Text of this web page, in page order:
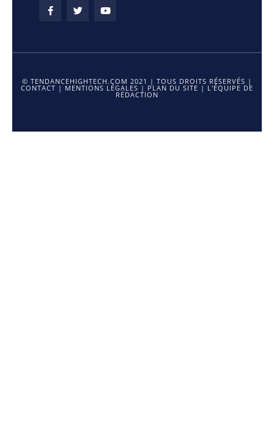
© TENDANCEHIGHTECH.COM 2021 | TOUS DROITS RÉSERVÉS |
CONTACT | MENTIONS LÉGALES | PLAN DU SITE | L'ÉQUIPE DE
RÉDACTION